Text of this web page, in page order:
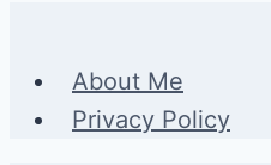
About Me
Privacy Policy